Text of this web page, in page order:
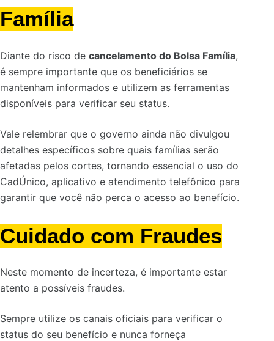
Família
Diante do risco de cancelamento do Bolsa Família,
é sempre importante que os beneficiários se
mantenham informados e utilizem as ferramentas
disponíveis para verificar seu status.
Vale relembrar que o governo ainda não divulgou
detalhes específicos sobre quais famílias serão
afetadas pelos cortes, tornando essencial o uso do
CadÚnico, aplicativo e atendimento telefônico para
garantir que você não perca o acesso ao benefício.
Cuidado com Fraudes
Neste momento de incerteza, é importante estar
atento a possíveis fraudes.
Sempre utilize os canais oficiais para verificar o
status do seu benefício e nunca forneça